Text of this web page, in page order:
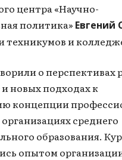
центра «Научно-
политика» Евгений
техникумов и
о перспективах
новых подходах к
концепции
среднего
образования.
опытом